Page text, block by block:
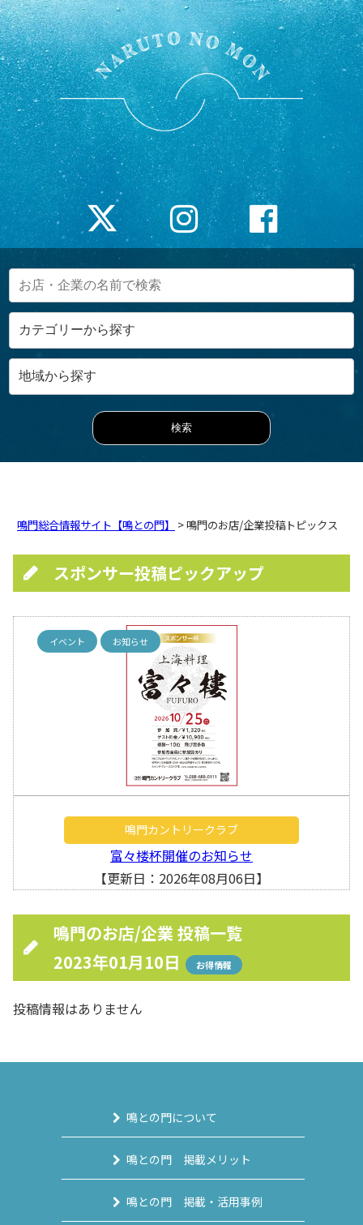
鳴門総合情報サイト【鳴との門】 > 鳴門のお店/企業投稿トピックス
スポンサー投稿ピックアップ
イベント お知らせ
鳴門カントリークラブ
富々楼杯開催のお知らせ
【更新日：2026年08月06日】
鳴門のお店/企業 投稿一覧
2023年01月10日
お得情報
投稿情報はありません
鳴との門について
鳴との門 掲載メリット
鳴との門 掲載・活用事例